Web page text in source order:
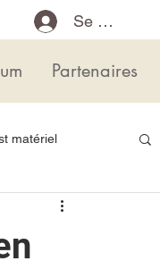
Se connecter
Partenaires
matériel